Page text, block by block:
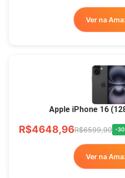
Ver na
Apple iPhone 16
R$4648,96R$6599,90 -
Ver na